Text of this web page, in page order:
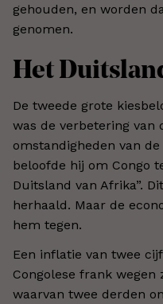
gehouden, en worden
genomen.
Het
De tweede grote
was de verbetering van
omstandigheden van
beloofde hij om Congo
Duitsland van Afrika”.
herhaald. Maar de
hem tegen.
Een inflatie van twee
Congolese frank wegen
waarvan twee derden